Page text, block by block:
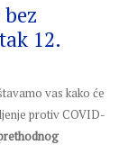
12.
vas kako će
protiv COVID-